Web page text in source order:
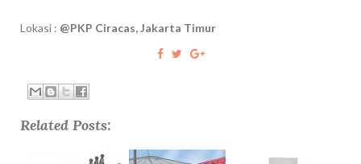
Lokasi : @PKP Ciracas, Jakarta Timur
Related Posts: